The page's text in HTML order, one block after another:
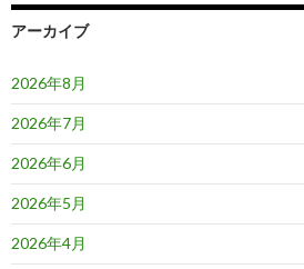
ョ
アーカイブ
2026年8月
2026年7月
2026年6月
2026年5月
2026年4月